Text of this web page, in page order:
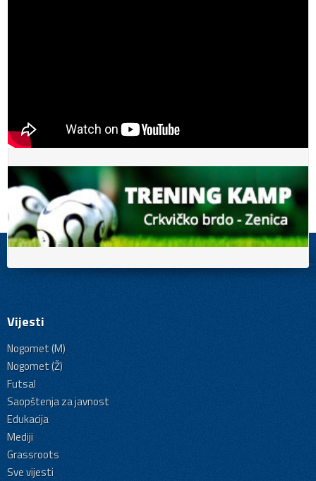
Vijesti
Nogomet (M)
Nogomet (Ž)
Futsal
Saopštenja za javnost
Edukacija
Mediji
Grassroots
Sve vijesti